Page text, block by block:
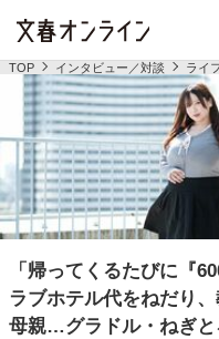
TOP インタビュー／対談 ライ
「帰ってくるたびに『
ラブホテル代をねだり
母親…グラドル・ねぎと